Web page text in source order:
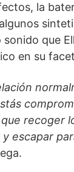
la
sonido que
en su
recoger
escapar